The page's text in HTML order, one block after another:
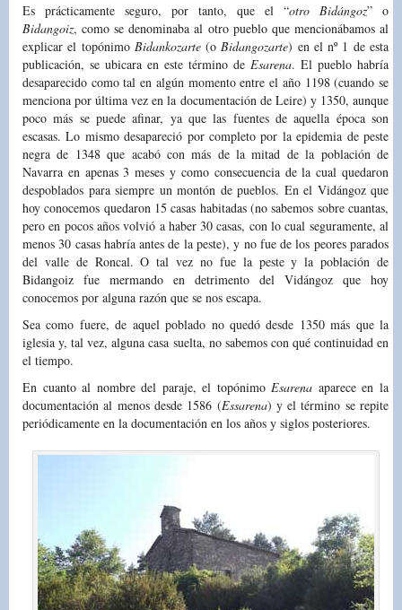
Es prácticamente seguro, por tanto, que el “otro Bidángoz” o
Bidangoiz, como se denominaba al otro pueblo que mencionábamos al
explicar el topónimo Bidankozarte(o Bidangozarte) en el nº 1 de esta
publicación, se ubicara en este término de Esarena. El pueblo habría
desaparecido como tal en algún momento entre el año 1198 (cuando se
menciona por última vez en la documentación de Leire) y 1350, aunque
poco más se puede afinar, ya que las fuentes de aquella época son
escasas. Lo mismo desapareció por completo por la epidemia de peste
negra de 1348 que acabó con más de la mitad de la población de
Navarra en apenas 3 meses y como consecuencia de la cual quedaron
despoblados para siempre un montón de pueblos. En el Vidángoz que
hoy conocemos quedaron 15 casas habitadas (no sabemos sobre cuantas,
pero en pocos años volvió a haber 30 casas, con lo cual seguramente, al
menos 30 casas habría antes de la peste), y no fue de los peores parados
del valle de Roncal. O tal vez no fue la peste y la población de
Bidangoiz fue mermando en detrimento del Vidángoz que hoy
conocemos por alguna razón que se nos escapa.
Sea como fuere, de aquel poblado no quedó desde 1350 más que la
iglesia y, tal vez, alguna casa suelta, no sabemos con qué continuidad en
el tiempo.
En cuanto al nombre del paraje, el topónimo Esarena aparece en la
documentación al menos desde 1586 (Essarena) y el término se repite
periódicamente en la documentación en los años y siglos posteriores.